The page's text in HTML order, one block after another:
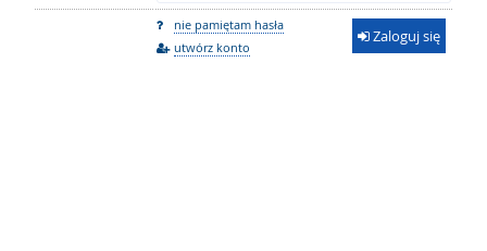
nie pamiętam hasła
utwórz konto
Zaloguj się